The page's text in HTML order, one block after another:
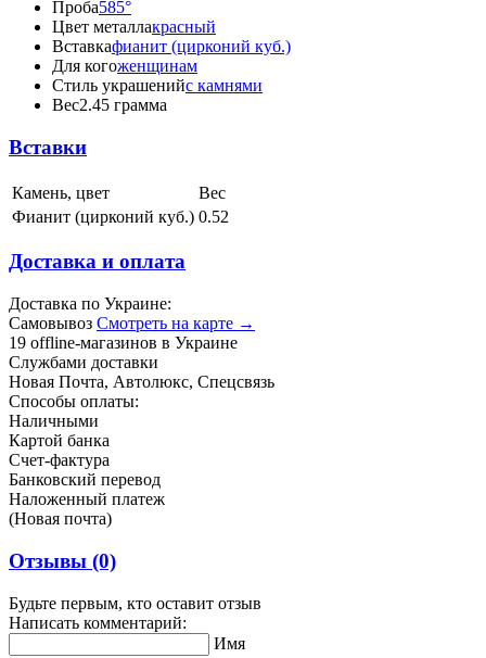
Проба585°
Цвет металлакрасный
Вставкафианит (цирконий куб.)
Для когоженщинам
Стиль украшенийс камнями
Вес2.45 грамма
Вставки
Камень, цвет
Вес
Фианит (цирконий куб.) 0.52
Доставка и оплата
Доставка по Украине:
Самовывоз Смотреть на карте →
19 offline-магазинов в Украине
Службами доставки
Новая Почта, Автолюкс, Спецсвязь
Способы оплаты:
Наличными
Картой банка
Счет-фактура
Банковский перевод
Наложенный платеж
(Новая почта)
Отзывы (0)
Будьте первым, кто оставит отзыв
Написать комментарий:
Имя